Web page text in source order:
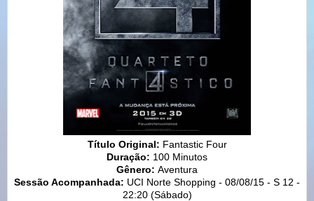
Título Original: Fantastic Four
Duração: 100 Minutos
Gênero: Aventura
Sessão Acompanhada: UCI Norte Shopping - 08/08/15 - S 12 -
22:20 (Sábado)